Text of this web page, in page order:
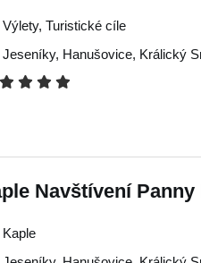
Výlety, Turistické cíle
Jeseníky, Hanušovice, Králický
Navštívení Panny
Kaple